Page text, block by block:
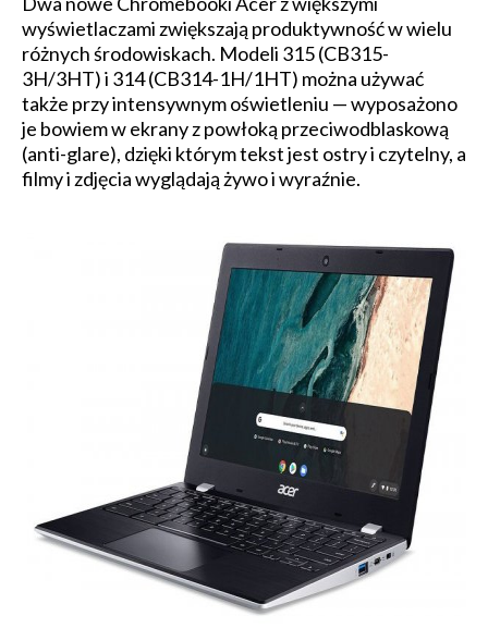
wyświetlaczami zwiększają produktywność w wielu
różnych środowiskach. Modeli 315 (CB315-
3H/3HT) i 314 (CB314-1H/1HT) można używać
także przy intensywnym oświetleniu — wyposażono
je bowiem w ekrany z powłoką przeciwodblaskową
(anti-glare), dzięki którym tekst jest ostry i czytelny, a
filmy i zdjęcia wyglądają żywo i wyraźnie.